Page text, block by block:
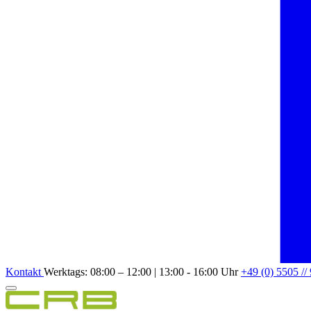
Kontakt Werktags: 08:00 – 12:00 | 13:00 - 16:00 Uhr+49 (0) 5505 //